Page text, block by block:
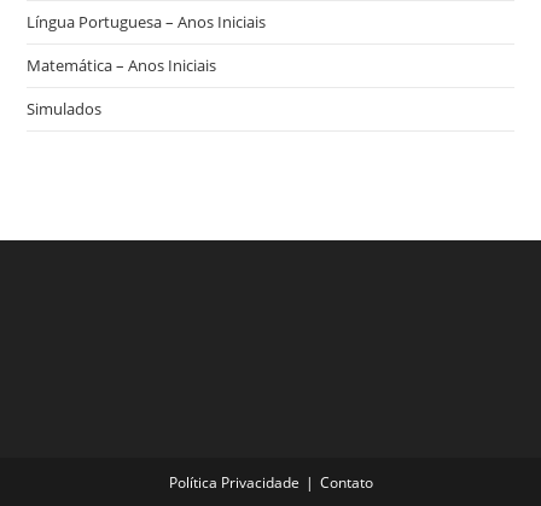
Língua Portuguesa – Anos Iniciais
Matemática – Anos Iniciais
Simulados
Política Privacidade Contato